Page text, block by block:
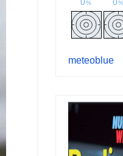
meteoblue